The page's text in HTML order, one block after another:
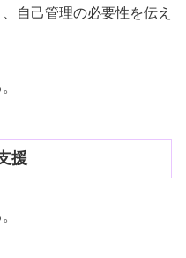
自己管理の必要性を伝え
援